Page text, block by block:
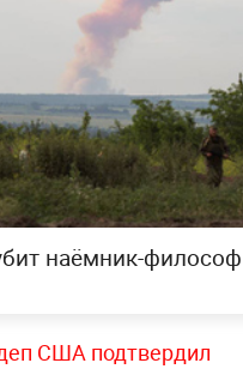
наёмник-
США подтвердил